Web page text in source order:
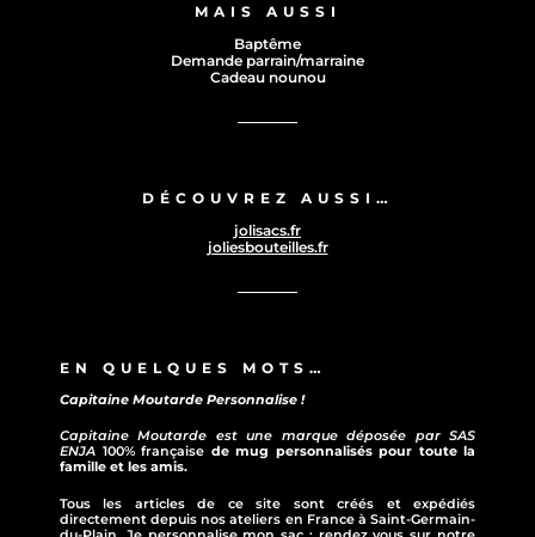
MAIS AUSSI
Baptême
Demande parrain/marraine
Cadeau nounou
DÉCOUVREZ AUSSI…
jolisacs.fr
joliesbouteilles.fr
EN QUELQUES MOTS…
Capitaine Moutarde Personnalise !
Capitaine Moutarde est une marque déposée par SAS
ENJA 100% française de mug personnalisés pour toute la
famille et les amis.
Tous les articles de ce site sont créés et expédiés
directement depuis nos ateliers en France à Saint-Germain-